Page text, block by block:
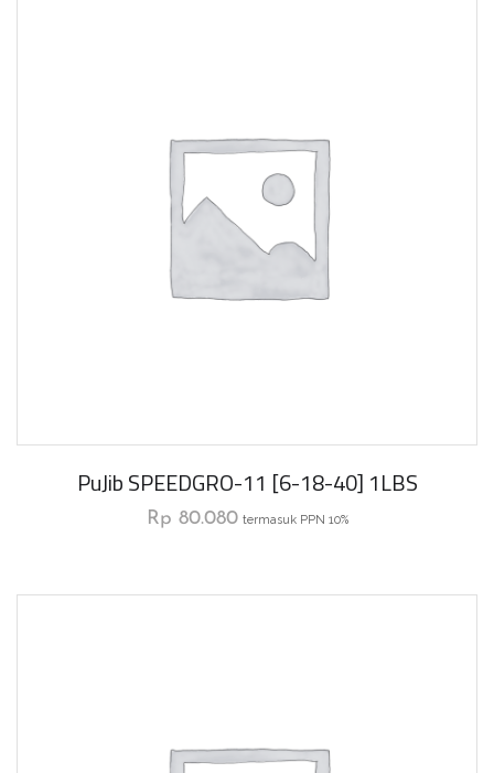
PuJib SPEEDGRO-11 [6-18-40] 1LBS
Rp 80.080 termasuk PPN 10%